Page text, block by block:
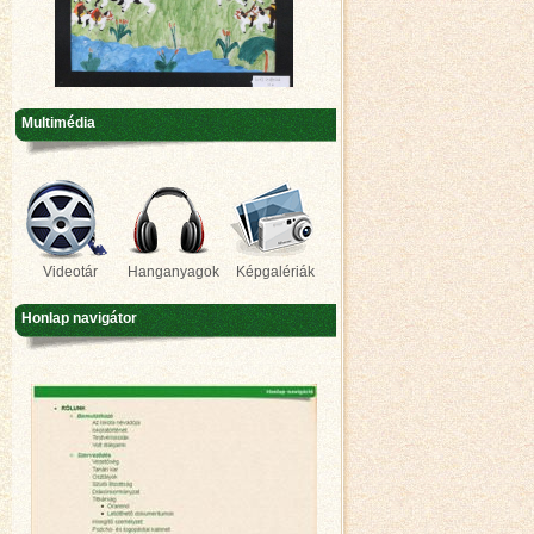
Multimédia
Videotár Hanganyagok Képgalériák
Honlap navigátor